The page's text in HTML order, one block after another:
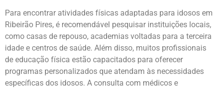
Para encontrar atividades físicas adaptadas para idosos em
Ribeirão Pires, é recomendável pesquisar instituições locais,
como casas de repouso, academias voltadas para a terceira
idade e centros de saúde. Além disso, muitos profissionais
de educação física estão capacitados para oferecer
programas personalizados que atendam às necessidades
específicas dos idosos. A consulta com médicos e